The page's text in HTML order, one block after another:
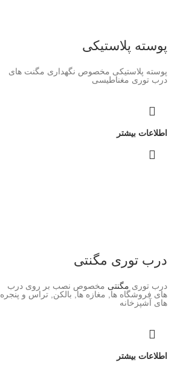
پوسته پلاستیکی
پوسته پلاستیکی مخصوص نگهداری مگنت های
درب توری مغناطیسی
اطلاعات بیشتر
درب توری مگنتی
درب توری مگنتی مخصوص نصب بر روی درب
های فروشگاه ها, مغازه ها, بالکن, تراس و پنجره
های آشپزخانه
اطلاعات بیشتر